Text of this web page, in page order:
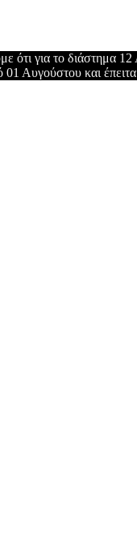
ότι για το διάστημα
01 Αυγούστου και